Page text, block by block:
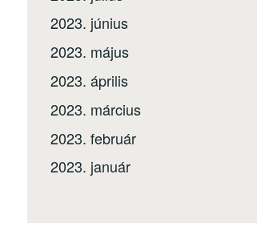
2023. június
2023. május
2023. április
2023. március
2023. február
2023. január